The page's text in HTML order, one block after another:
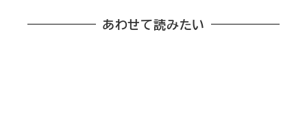
あわせて読みたい